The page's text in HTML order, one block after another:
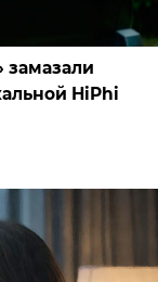
замазали
HiPhi